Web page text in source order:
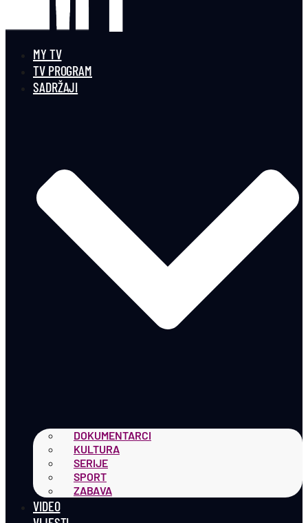
MY TV
TV PROGRAM
SADRŽAJI
DOKUMENTARCI
KULTURA
SERIJE
SPORT
ZABAVA
VIDEO